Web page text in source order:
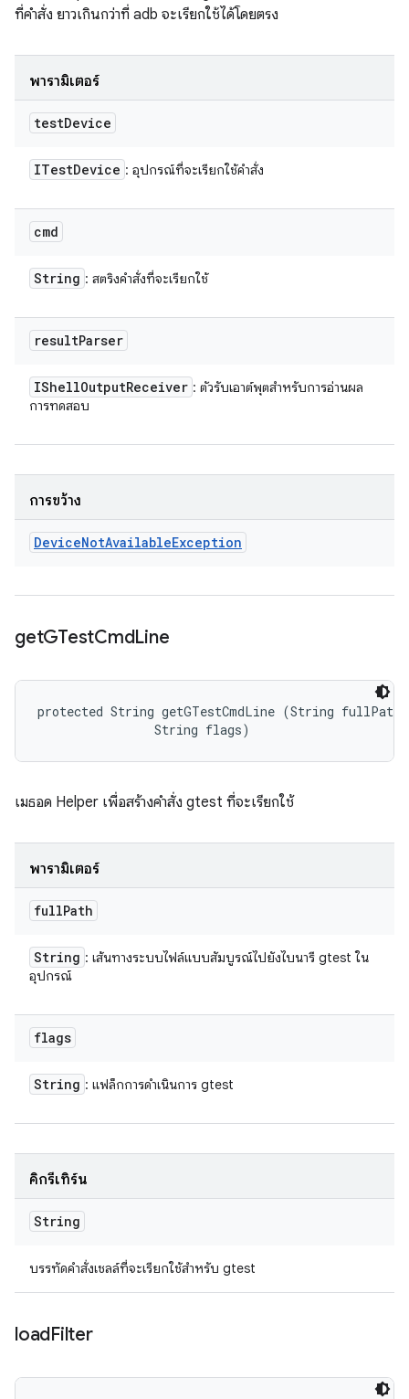
ที่คำสั่ง ยาวเกินกว่าที่ adb จะเรียกใช้ได้โดยตรง
พารามิเตอร์
testDevice
ITestDevice : อุปกรณ์ที่จะเรียกใช้คำสั่ง
cmd
String : สตริงคำสั่งที่จะเรียกใช้
resultParser
IShellOutputReceiver : ตัวรับเอาต์พุตสำหรับการอ่านผล
การทดสอบ
การขว้าง
DeviceNotAvailableException
getGTestCmdLine
protected String getGTestCmdLine (String
                String flags)
เมธอด Helper เพื่อสร้างคำสั่ง gtest ที่จะเรียกใช้
พารามิเตอร์
fullPath
String : เส้นทางระบบไฟล์แบบสัมบูรณ์ไปยังไบนารี gtest ใน
อุปกรณ์
flags
String : แฟล็กการดำเนินการ gtest
คิกรีเทิร์น
String
บรรทัดคำสั่งเชลล์ที่จะเรียกใช้สำหรับ gtest
loadFilter